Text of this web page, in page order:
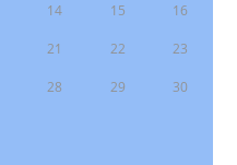
14 15 16
21 22 23
28 29 30